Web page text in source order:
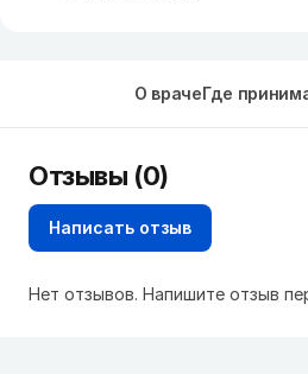
О врачеГде
Отзывы (0)
Написать отзыв
Нет отзывов. Напишите отзыв